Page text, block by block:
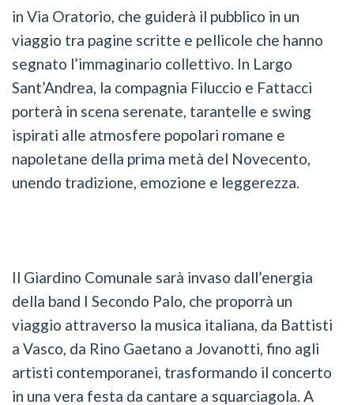
in Via Oratorio, che guiderà il pubblico in un
viaggio tra pagine scritte e pellicole che hanno
segnato l’immaginario collettivo. In Largo
Sant’Andrea, la compagnia Filuccio e Fattacci
porterà in scena serenate, tarantelle e swing
ispirati alle atmosfere popolari romane e
napoletane della prima metà del Novecento,
unendo tradizione, emozione e leggerezza.
Il Giardino Comunale sarà invaso dall’energia
della band I Secondo Palo, che proporrà un
viaggio attraverso la musica italiana, da Battisti
a Vasco, da Rino Gaetano a Jovanotti, fino agli
artisti contemporanei, trasformando il concerto
in una vera festa da cantare a squarciagola. A